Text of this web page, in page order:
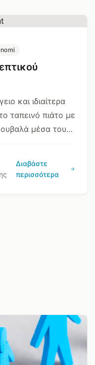
και ιδιαίτερα
ταπεινό πιάτο με
μέσα του
Διαβάστε
περισσότερα